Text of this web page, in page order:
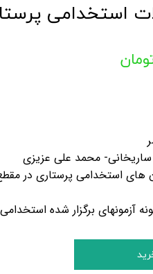
استخدامی
ساریخانی- محمد علی عزیزی
های استخدامی پرستاری در
آزمونهای برگزار شده